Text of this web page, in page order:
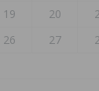
19 20
26 27